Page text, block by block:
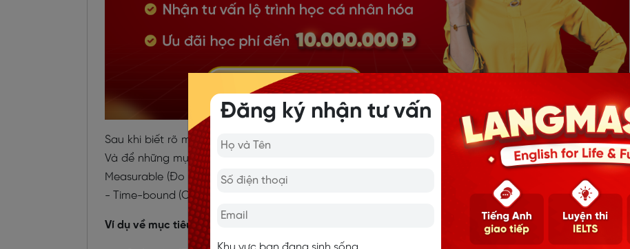
Sau khi biết rõ mình đang ở đâu, người học cần tiến hành đặt mục tiêu học tiếng Anh rõ ràng, cụ thể.
Và để những mục tiêu này thực sự hiệu quả, bạn nên áp dụng theo mô hình SMART: Specific (Cụ thể) -
Measurable (Đo lường được) - Achievable (Có thể đạt được) - Relevant (Liên quan đến nhu cầu thực tế)
- Time-bound (Có thời hạn rõ ràng)
Ví dụ về mục tiêu học thông minh (SMART):
Đăng ký nhận tư vấn